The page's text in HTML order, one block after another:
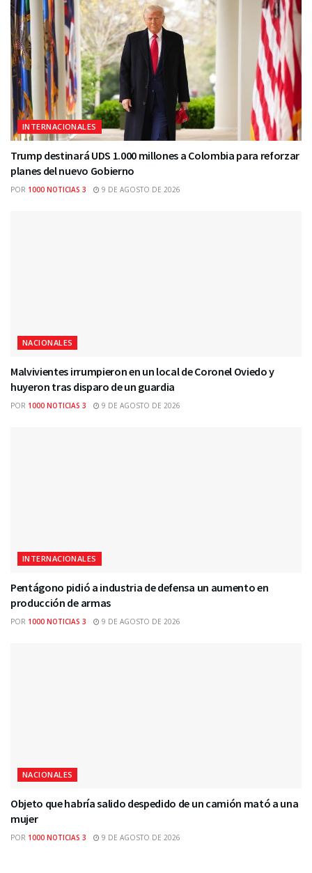
INTERNACIONALES
Trump destinará UDS 1.000 millones a Colombia para reforzar
planes del nuevo Gobierno
POR 1000 NOTICIAS 3 9 DE AGOSTO DE 2026
NACIONALES
Malvivientes irrumpieron en un local de Coronel Oviedo y
huyeron tras disparo de un guardia
POR 1000 NOTICIAS 3 9 DE AGOSTO DE 2026
INTERNACIONALES
Pentágono pidió a industria de defensa un aumento en
producción de armas
POR 1000 NOTICIAS 3 9 DE AGOSTO DE 2026
NACIONALES
Objeto que habría salido despedido de un camión mató a una
mujer
POR 1000 NOTICIAS 3 9 DE AGOSTO DE 2026